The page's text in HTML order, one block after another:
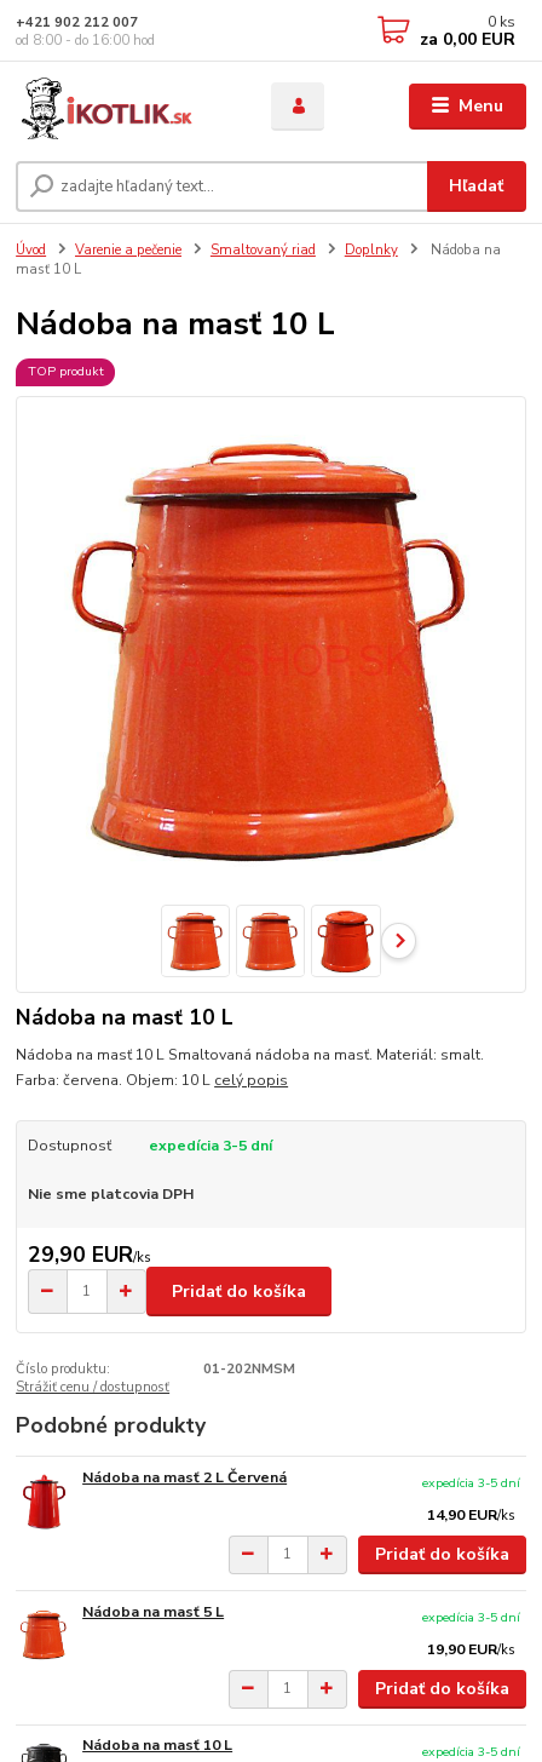
Menu
Hľadať
+421 902 212 007
od 8:00 - do 16:00 hod
0 ks
za 0,00 EUR
Úvod Varenie a pečenie Smaltovaný riad Doplnky
Nádoba na
masť 10 L
Nádoba na masť 10 L
TOP produkt
Nádoba na masť 10 L
Nádoba na masť 10 L Smaltovaná nádoba na masť. Materiál: smalt.
Farba: červena. Objem: 10 L celý popis
Dostupnosť expedícia 3-5 dní
Nie sme platcovia DPH
29,90 EUR/ks
Pridať do košíka
Číslo produktu:
01-202NMSM
Strážiť cenu / dostupnosť
Podobné produkty
Nádoba na masť 2 L Červená
14,90 EUR/ks
expedícia 3-5 dní
Pridať do košíka
Nádoba na masť 5 L
19,90 EUR/ks
expedícia 3-5 dní
Pridať do košíka
Nádoba na masť 10 L
expedícia 3-5 dní